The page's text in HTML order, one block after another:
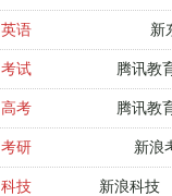
英语 新
考试 腾讯教
高考 腾讯教
考研 新浪
科技 新浪科技